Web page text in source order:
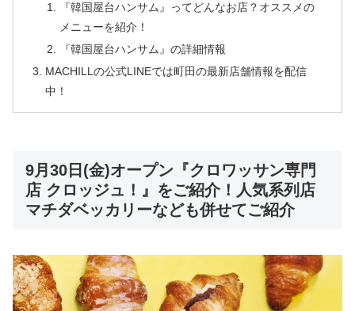
『韓国屋台ハンサム』ってどんなお店？オススメの
メニューを紹介！
『韓国屋台ハンサム』の詳細情報
MACHILLの公式LINEでは町田の最新店舗情報を配信
中！
9月30日(金)オープン『クロワッサン専門
店 クロッジュ！』をご紹介！人気系列店
マチダベッカリーなども併せてご紹介